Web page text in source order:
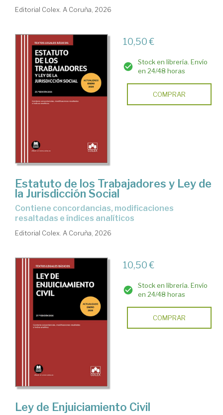
Editorial Colex. A Coruña, 2026
10,50 €
Stock en librería. Envío
en 24/48 horas
COMPRAR
Estatuto de los Trabajadores y Ley de
la Jurisdicción Social
Contiene concordancias, modificaciones
resaltadas e índices analíticos
Editorial Colex. A Coruña, 2026
10,50 €
Stock en librería. Envío
en 24/48 horas
COMPRAR
Ley de Enjuiciamiento Civil